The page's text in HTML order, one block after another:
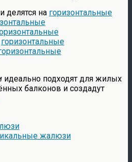
делятся на горизонтальные
горизонтальные
идеально подходят для жилых
балконов и создадут
жалюзи